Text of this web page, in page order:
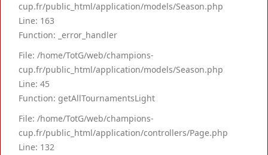
cup.fr/public_html/application/models/Season.php
Line: 163
Function: _error_handler
File: /home/TotG/web/champions-
cup.fr/public_html/application/models/Season.php
Line: 45
Function: getAllTournamentsLight
File: /home/TotG/web/champions-
cup.fr/public_html/application/controllers/Page.php
Line: 132